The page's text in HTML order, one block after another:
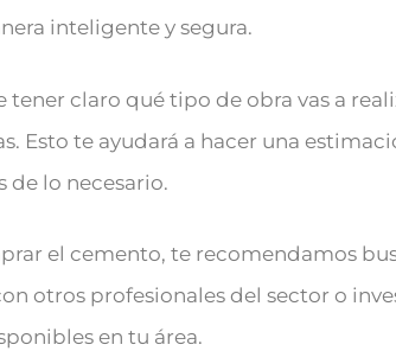
inteligente y segura.
claro qué tipo de obra vas a
Esto te ayudará a hacer una
de lo necesario.
el cemento, te recomendamos
otros profesionales del sector o
en tu área.